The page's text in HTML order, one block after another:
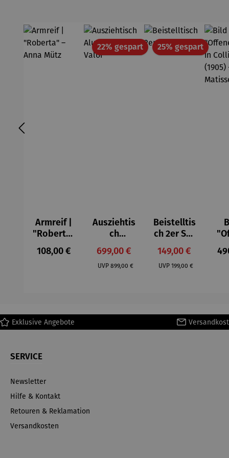
Armreif |
"Roberta"
– Anna
Mütz
Regulärer Preis:
108,00 €
22% gespartRabatt
Ausziehtis
ch
Aluminium
– Valor
Verkaufspreis:
699,00 €
UVP Regulärer Preis:
899,00 €
25% gespartRabatt
Beistelltis
ch 2er Set
– Dalias
Verkaufspreis:
149,00 €
UVP Regulärer Preis:
199,00 €
Exklusive Angebote
SERVICE
Newsletter
Hilfe & Kontakt
Retouren & Reklamation
Versandkosten